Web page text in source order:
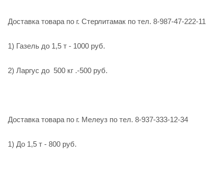
Доставка товара по г. Стерлитамак по тел. 8-987-47-222-11
1) Газель до 1,5 т - 1000 руб.
2) Ларгус до 500 кг .-500 руб.
Доставка товара по г. Мелеуз по тел. 8-937-333-12-34
1) До 1,5 т - 800 руб.